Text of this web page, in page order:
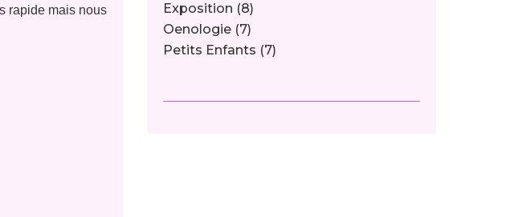
rapide mais nous
Exposition (8)
Oenologie (7)
Petits Enfants (7)